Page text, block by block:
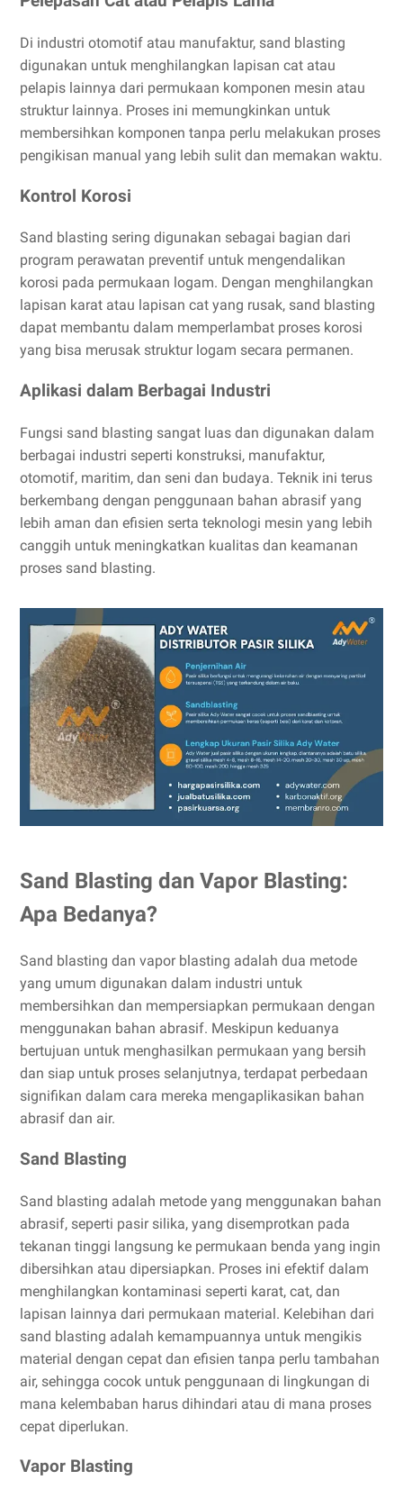
Di industri otomotif atau manufaktur, sand blasting
digunakan untuk menghilangkan lapisan cat atau
pelapis lainnya dari permukaan komponen mesin atau
struktur lainnya. Proses ini memungkinkan untuk
membersihkan komponen tanpa perlu melakukan proses
pengikisan manual yang lebih sulit dan memakan waktu.
Kontrol Korosi
Sand blasting sering digunakan sebagai bagian dari
program perawatan preventif untuk mengendalikan
korosi pada permukaan logam. Dengan menghilangkan
lapisan karat atau lapisan cat yang rusak, sand blasting
dapat membantu dalam memperlambat proses korosi
yang bisa merusak struktur logam secara permanen.
Aplikasi dalam Berbagai Industri
Fungsi sand blasting sangat luas dan digunakan dalam
berbagai industri seperti konstruksi, manufaktur,
otomotif, maritim, dan seni dan budaya. Teknik ini terus
berkembang dengan penggunaan bahan abrasif yang
lebih aman dan efisien serta teknologi mesin yang lebih
canggih untuk meningkatkan kualitas dan keamanan
proses sand blasting.
Sand Blasting dan Vapor Blasting:
Apa Bedanya?
Sand blasting dan vapor blasting adalah dua metode
yang umum digunakan dalam industri untuk
membersihkan dan mempersiapkan permukaan dengan
menggunakan bahan abrasif. Meskipun keduanya
bertujuan untuk menghasilkan permukaan yang bersih
dan siap untuk proses selanjutnya, terdapat perbedaan
signifikan dalam cara mereka mengaplikasikan bahan
abrasif dan air.
Sand Blasting
Sand blasting adalah metode yang menggunakan bahan
abrasif, seperti pasir silika, yang disemprotkan pada
tekanan tinggi langsung ke permukaan benda yang ingin
dibersihkan atau dipersiapkan. Proses ini efektif dalam
menghilangkan kontaminasi seperti karat, cat, dan
lapisan lainnya dari permukaan material. Kelebihan dari
sand blasting adalah kemampuannya untuk mengikis
material dengan cepat dan efisien tanpa perlu tambahan
air, sehingga cocok untuk penggunaan di lingkungan di
mana kelembaban harus dihindari atau di mana proses
cepat diperlukan.
Vapor Blasting